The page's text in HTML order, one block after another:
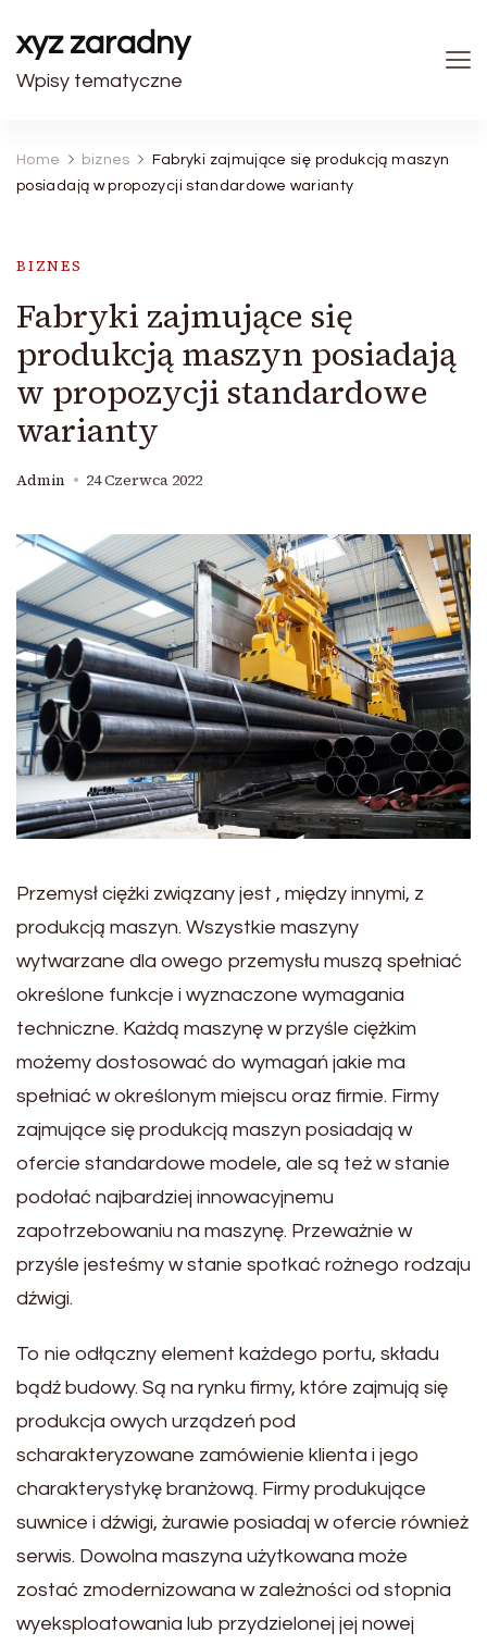
xyz zaradny
Wpisy tematyczne
Home biznes
Fabryki zajmujące się produkcją maszyn
posiadają w propozycji standardowe warianty
BIZNES
Fabryki zajmujące się
produkcją maszyn posiadają
w propozycji standardowe
warianty
Admin 24 Czerwca 2022
Przemysł ciężki związany jest , między innymi, z
produkcją maszyn. Wszystkie maszyny
wytwarzane dla owego przemysłu muszą spełniać
określone funkcje i wyznaczone wymagania
techniczne. Każdą maszynę w przyśle ciężkim
możemy dostosować do wymagań jakie ma
spełniać w określonym miejscu oraz firmie. Firmy
zajmujące się produkcją maszyn posiadają w
ofercie standardowe modele, ale są też w stanie
podołać najbardziej innowacyjnemu
zapotrzebowaniu na maszynę. Przeważnie w
przyśle jesteśmy w stanie spotkać rożnego rodzaju
dźwigi.
To nie odłączny element każdego portu, składu
bądź budowy. Są na rynku firmy, które zajmują się
produkcja owych urządzeń pod
scharakteryzowane zamówienie klienta i jego
charakterystykę branżową. Firmy produkujące
suwnice i dźwigi, żurawie posiadaj w ofercie również
serwis. Dowolna maszyna użytkowana może
zostać zmodernizowana w zależności od stopnia
wyeksploatowania lub przydzielonej jej nowej